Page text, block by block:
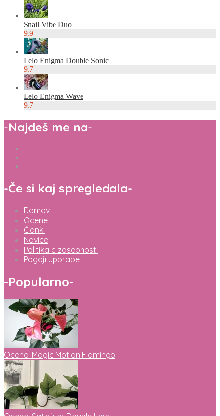
Snail Vibe Duo
9.9
Lelo Enigma Double Sonic
9.7
Lelo Enigma Wave
9.7
-Najdeš me na-
-Če si kaj spregledala-
Domov
Ocene
Članki
Novice
Politika o zasebnosti
Pogoji uporabe
-Popularno-
Ocena: Magic Motion Flamingo